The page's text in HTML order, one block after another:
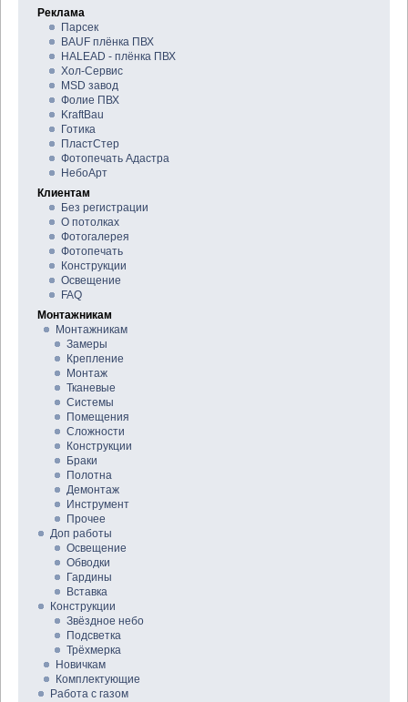
Реклама
Парсек
BAUF плёнка ПВХ
HALEAD - плёнка ПВХ
Хол-Сервис
MSD завод
Фолие ПВХ
KraftBau
Готика
ПластСтер
Фотопечать Адастра
НебоАрт
Клиентам
Без регистрации
О потолках
Фотогалерея
Фотопечать
Конструкции
Освещение
FAQ
Монтажникам
Монтажникам
Замеры
Крепление
Монтаж
Тканевые
Системы
Помещения
Сложности
Конструкции
Браки
Полотна
Демонтаж
Инструмент
Прочее
Доп работы
Освещение
Обводки
Гардины
Вставка
Конструкции
Звёздное небо
Подсветка
Трёхмерка
Новичкам
Комплектующие
Работа с газом